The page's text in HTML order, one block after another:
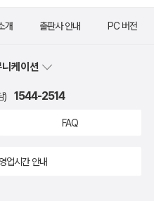
개 출판사 안내 PC 버전
케이션
) 1544-2514
FAQ
업시간 안내